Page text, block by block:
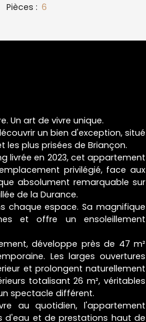
Pièces : 6
Un art de vivre unique.
un bien d'exception, situé
les plus prisées de Briançon.
livrée en 2023, cet appartement
privilégié, face aux
absolument remarquable sur
de la Durance.
chaque espace. Sa magnifique
et offre un ensoleillement
développe près de 47 m²
Les larges ouvertures
et prolongent naturellement
totalisant 26 m², véritables
spectacle différent.
au quotidien, l'appartement
d'eau et de prestations haut de